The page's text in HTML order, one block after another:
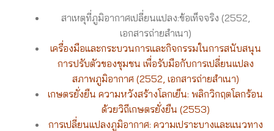
สาเหตุที่ภูมิอากาศเปลี่ยนแปลง:ข้อเท็จจริง (2552,
เอกสารถ่ายสำเนา)
เครื่องมือและกระบวนการและกิจกรรมในการสนับสนุน
การปรับตัวของชุมชน เพื่อรับมือกับการเปลี่ยนแปลง
สภาพภูมิอากาศ (2552, เอกสารถ่ายสำเนา)
เกษตรยั่งยืน ความหวังสร้างโลกเย็น: พลิกวิกฤตโลกร้อน
ด้วยวิถีเกษตรยั่งยืน (2553)
การเปลี่ยนแปลงภูมิอากาศ: ความเปราะบางและแนวทาง